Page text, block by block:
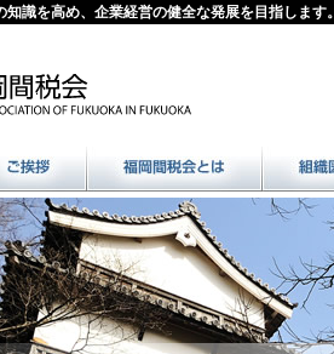
知識を高め、企業経営の健全な発展を目指します。